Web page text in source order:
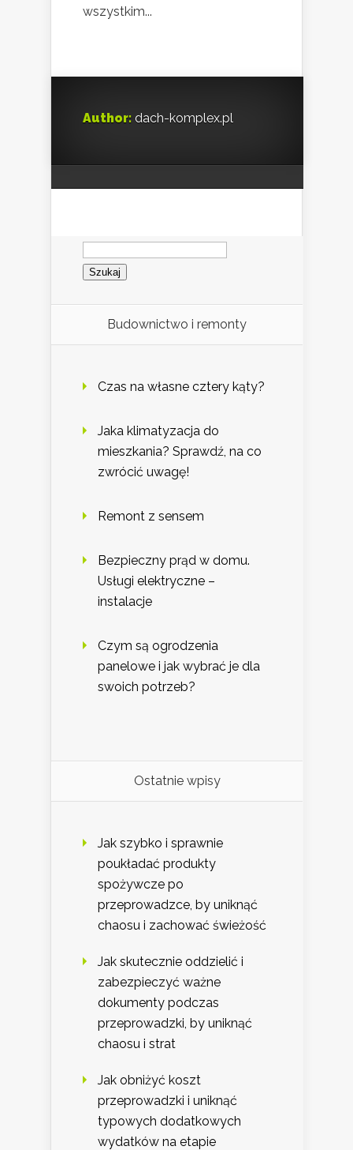
wszystkim...
Author: dach-komplex.pl
Szukaj:
Budownictwo i remonty
Czas na własne cztery kąty?
Jaka klimatyzacja do
mieszkania? Sprawdź, na co
zwrócić uwagę!
Remont z sensem
Bezpieczny prąd w domu.
Usługi elektryczne –
instalacje
Czym są ogrodzenia
panelowe i jak wybrać je dla
swoich potrzeb?
Ostatnie wpisy
Jak szybko i sprawnie
poukładać produkty
spożywcze po
przeprowadzce, by uniknąć
chaosu i zachować świeżość
Jak skutecznie oddzielić i
zabezpieczyć ważne
dokumenty podczas
przeprowadzki, by uniknąć
chaosu i strat
Jak obniżyć koszt
przeprowadzki i uniknąć
typowych dodatkowych
wydatków na etapie